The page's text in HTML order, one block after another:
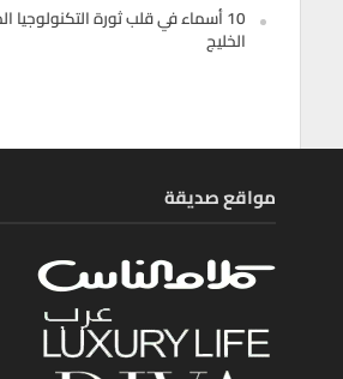
10 أسماء في قلب ثورة التكنولوجيا
الخليج
مواقع صديقة